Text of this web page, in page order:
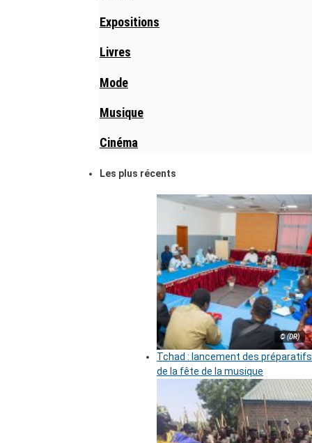
Expositions
Livres
Mode
Musique
Cinéma
Les plus récents
© (DR)
Tchad : lancement des préparatifs
de la fête de la musique